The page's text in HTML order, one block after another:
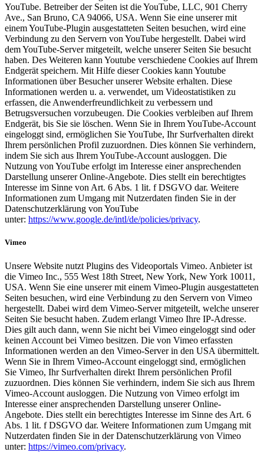
YouTube. Betreiber der Seiten ist die YouTube, LLC, 901 Cherry
Ave., San Bruno, CA 94066, USA. Wenn Sie eine unserer mit
einem YouTube-Plugin ausgestatteten Seiten besuchen, wird eine
Verbindung zu den Servern von YouTube hergestellt. Dabei wird
dem YouTube-Server mitgeteilt, welche unserer Seiten Sie besucht
haben. Des Weiteren kann Youtube verschiedene Cookies auf Ihrem
Endgerät speichern. Mit Hilfe dieser Cookies kann Youtube
Informationen über Besucher unserer Website erhalten. Diese
Informationen werden u. a. verwendet, um Videostatistiken zu
erfassen, die Anwenderfreundlichkeit zu verbessern und
Betrugsversuchen vorzubeugen. Die Cookies verbleiben auf Ihrem
Endgerät, bis Sie sie löschen. Wenn Sie in Ihrem YouTube-Account
eingeloggt sind, ermöglichen Sie YouTube, Ihr Surfverhalten direkt
Ihrem persönlichen Profil zuzuordnen. Dies können Sie verhindern,
indem Sie sich aus Ihrem YouTube-Account ausloggen. Die
Nutzung von YouTube erfolgt im Interesse einer ansprechenden
Darstellung unserer Online-Angebote. Dies stellt ein berechtigtes
Interesse im Sinne von Art. 6 Abs. 1 lit. f DSGVO dar. Weitere
Informationen zum Umgang mit Nutzerdaten finden Sie in der
Datenschutzerklärung von YouTube
unter: https://www.google.de/intl/de/policies/privacy.
Vimeo
Unsere Website nutzt Plugins des Videoportals Vimeo. Anbieter ist
die Vimeo Inc., 555 West 18th Street, New York, New York 10011,
USA. Wenn Sie eine unserer mit einem Vimeo-Plugin ausgestatteten
Seiten besuchen, wird eine Verbindung zu den Servern von Vimeo
hergestellt. Dabei wird dem Vimeo-Server mitgeteilt, welche unserer
Seiten Sie besucht haben. Zudem erlangt Vimeo Ihre IP-Adresse.
Dies gilt auch dann, wenn Sie nicht bei Vimeo eingeloggt sind oder
keinen Account bei Vimeo besitzen. Die von Vimeo erfassten
Informationen werden an den Vimeo-Server in den USA übermittelt.
Wenn Sie in Ihrem Vimeo-Account eingeloggt sind, ermöglichen
Sie Vimeo, Ihr Surfverhalten direkt Ihrem persönlichen Profil
zuzuordnen. Dies können Sie verhindern, indem Sie sich aus Ihrem
Vimeo-Account ausloggen. Die Nutzung von Vimeo erfolgt im
Interesse einer ansprechenden Darstellung unserer Online-
Angebote. Dies stellt ein berechtigtes Interesse im Sinne des Art. 6
Abs. 1 lit. f DSGVO dar. Weitere Informationen zum Umgang mit
Nutzerdaten finden Sie in der Datenschutzerklärung von Vimeo
unter: https://vimeo.com/privacy.